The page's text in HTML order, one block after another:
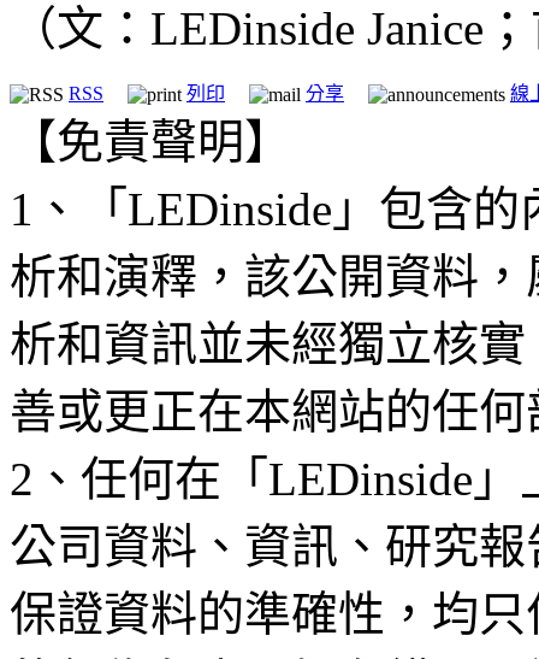
（文：LEDinside Janice
RSS 列印 分享 線
【免責聲明】
1、「LEDinside」包含
析和演釋，該公開資料
析和資訊並未經獨立核
善或更正在本網站的任
2、任何在「LEDinside
公司資料、資訊、研究
保證資料的準確性，均